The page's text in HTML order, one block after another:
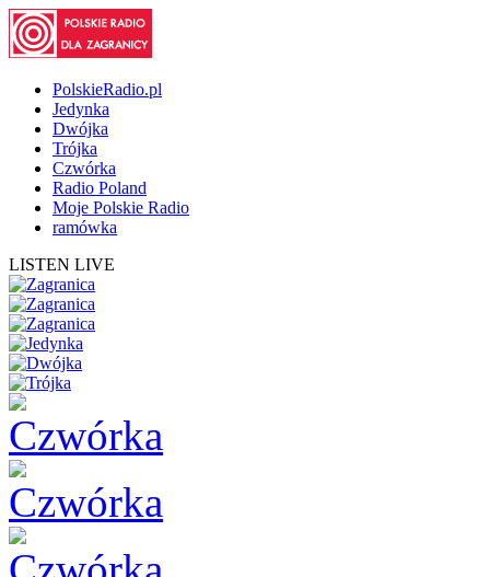
PolskieRadio.pl
Jedynka
Dwójka
Trójka
Czwórka
Radio Poland
Moje Polskie Radio
ramówka
LISTEN LIVE